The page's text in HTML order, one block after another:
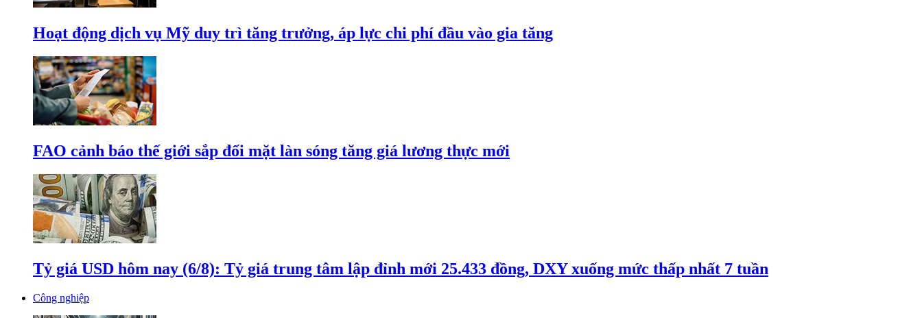
Hoạt động dịch vụ Mỹ duy trì tăng trưởng, áp lực chi phí đầu vào gia tăng
FAO cảnh báo thế giới sắp đối mặt làn sóng tăng giá lương thực mới
Tỷ giá USD hôm nay (6/8): Tỷ giá trung tâm lập đỉnh mới 25.433 đồng, DXY xuống mức thấp nhất 7 tuần
Công nghiệp